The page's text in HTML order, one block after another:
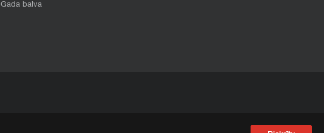
Gada balva